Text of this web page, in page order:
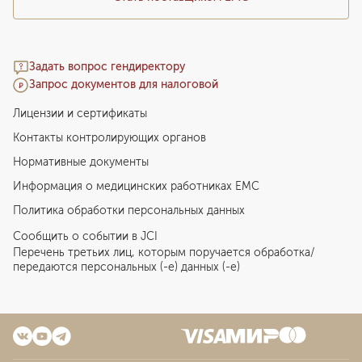
Задать вопрос гендиректору
Запрос документов для налоговой
Лицензии и сертификаты
Контакты контролирующих органов
Нормативные документы
Информация о медицинских работниках EMC
Политика обработки персональных данных
Сообщить о событии в JCI
Перечень третьих лиц, которым поручается обработка/
передаются персональных (-е) данных (-е)